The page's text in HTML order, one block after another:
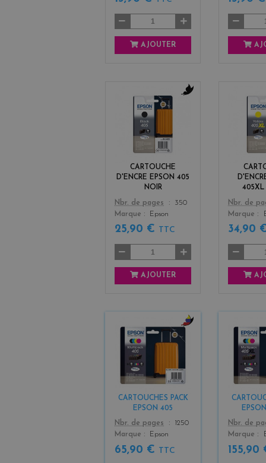
AJOUTER
CARTOUCHE
D'ENCRE EPSON 405
NOIR
Color
Nbr. de pages
350
Marque
Epson
25,90 € TTC
AJOUTER
405XL
Color
Nbr. de
Marque
34,90
CARTOUCHES PACK
EPSON 405
Color
c
k
3
Nbr. de pages
1250
Marque
Epson
65,90 € TTC
Color
Nbr. de
Marque
155,90